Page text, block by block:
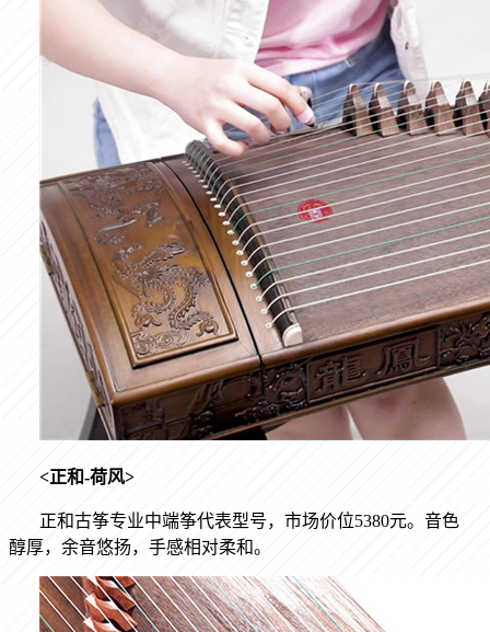
<正和-荷风>
正和古筝专业中端筝代表型号，市场价位5380元。音色
醇厚，余音悠扬，手感相对柔和。